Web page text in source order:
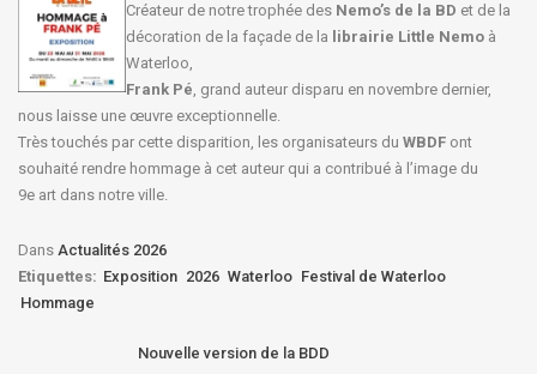
Créateur de notre trophée des Nemo’s de la BD et de la
décoration de la façade de la librairie Little Nemo à
Waterloo,
Frank Pé, grand auteur disparu en novembre dernier,
nous laisse une œuvre exceptionnelle.
Très touchés par cette disparition, les organisateurs du WBDF ont
souhaité rendre hommage à cet auteur qui a contribué à l’image du
9e art dans notre ville.
Dans Actualités 2026
Etiquettes: Exposition 2026 Waterloo Festival de Waterloo
Hommage
Nouvelle version de la BDD